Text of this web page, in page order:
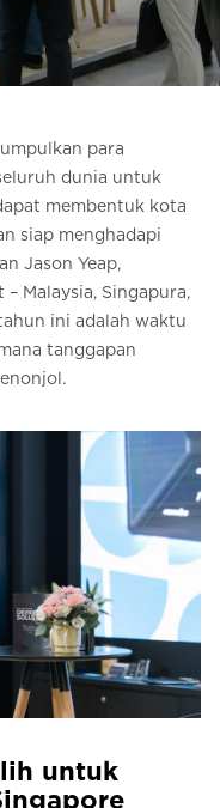
ID
para
dunia untuk
membentuk kota
siap menghadapi
Jason Yeap,
Malaysia, Singapura,
ini adalah waktu
tanggapan
untuk